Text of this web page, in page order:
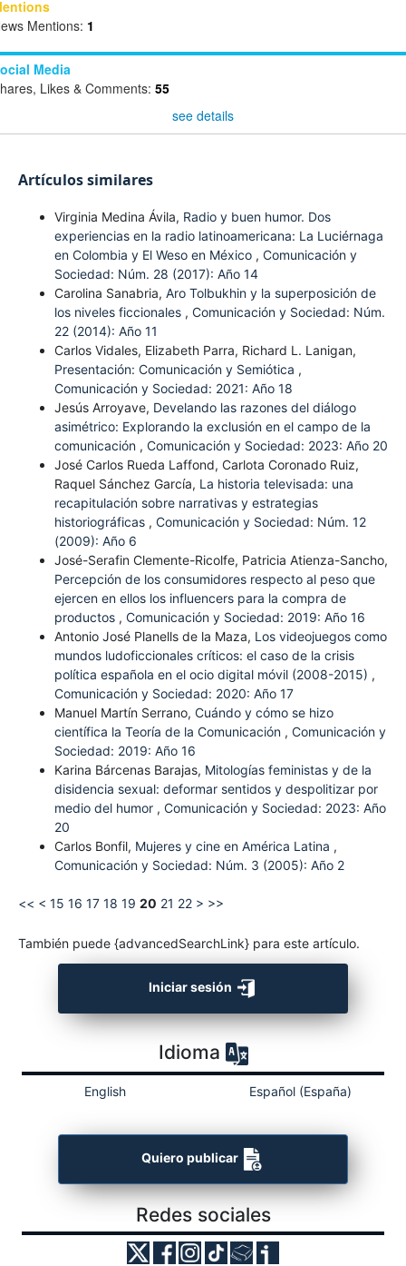
Mentions: 1
Media
Likes & Comments: 55
see details
Artículos similares
Virginia Medina Ávila, Radio y buen humor. Dos
experiencias en la radio latinoamericana: La Luciérnaga
en Colombia y El Weso en México , Comunicación y
Sociedad: Núm. 28 (2017): Año 14
Carolina Sanabria, Aro Tolbukhin y la superposición de
los niveles ficcionales , Comunicación y Sociedad: Núm.
22 (2014): Año 11
Carlos Vidales, Elizabeth Parra, Richard L. Lanigan,
Presentación: Comunicación y Semiótica ,
Comunicación y Sociedad: 2021: Año 18
Jesús Arroyave, Develando las razones del diálogo
asimétrico: Explorando la exclusión en el campo de la
comunicación , Comunicación y Sociedad: 2023: Año 20
José Carlos Rueda Laffond, Carlota Coronado Ruiz,
Raquel Sánchez García, La historia televisada: una
recapitulación sobre narrativas y estrategias
historiográficas , Comunicación y Sociedad: Núm. 12
(2009): Año 6
José-Serafin Clemente-Ricolfe, Patricia Atienza-Sancho,
Percepción de los consumidores respecto al peso que
ejercen en ellos los influencers para la compra de
productos , Comunicación y Sociedad: 2019: Año 16
Antonio José Planells de la Maza, Los videojuegos como
mundos ludoficcionales críticos: el caso de la crisis
política española en el ocio digital móvil (2008-2015) ,
Comunicación y Sociedad: 2020: Año 17
Manuel Martín Serrano, Cuándo y cómo se hizo
científica la Teoría de la Comunicación , Comunicación y
Sociedad: 2019: Año 16
Karina Bárcenas Barajas, Mitologías feministas y de la
disidencia sexual: deformar sentidos y despolitizar por
medio del humor , Comunicación y Sociedad: 2023: Año
20
Carlos Bonfil, Mujeres y cine en América Latina ,
Comunicación y Sociedad: Núm. 3 (2005): Año 2
<< < 15 16 17 18 19 20 21 22 > >>
También puede {advancedSearchLink} para este artículo.
Iniciar sesión
Idioma
English Español (España)
Quiero publicar
Redes sociales